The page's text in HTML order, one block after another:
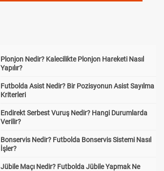
Plonjon Nedir? Kalecilikte Plonjon Hareketi Nasıl
Yapılır?
Futbolda Asist Nedir? Bir Pozisyonun Asist Sayılma
Kriterleri
Endirekt Serbest Vuruş Nedir? Hangi Durumlarda
Verilir?
Bonservis Nedir? Futbolda Bonservis Sistemi Nasıl
İşler?
Jübile Maçı Nedir? Futbolda Jübile Yapmak Ne